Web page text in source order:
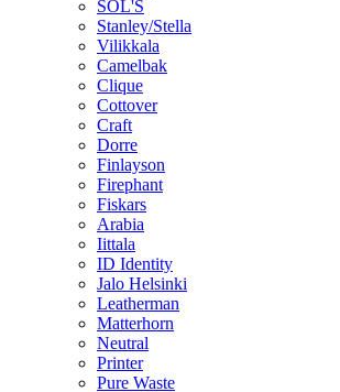
SOL'S
Stanley/Stella
Vilikkala
Camelbak
Clique
Cottover
Craft
Dorre
Finlayson
Firephant
Fiskars
Arabia
Iittala
ID Identity
Jalo Helsinki
Leatherman
Matterhorn
Neutral
Printer
Pure Waste